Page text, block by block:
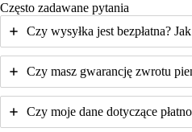
Często zadawane pytania
Czy wysyłka jest bezpłatna?
Czy masz gwarancję zwrotu
Czy moje dane dotyczące